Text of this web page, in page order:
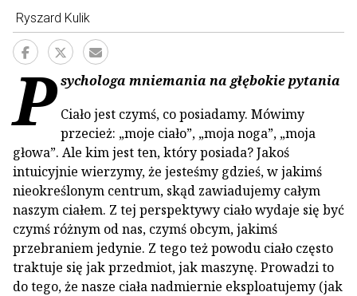
Ryszard Kulik
Psychologa mniemania na głębokie pytania
Ciało jest czymś, co posiadamy. Mówimy
przecież: „moje ciało”, „moja noga”, „moja
głowa”. Ale kim jest ten, który posiada? Jakoś
intuicyjnie wierzymy, że jesteśmy gdzieś, w jakimś
nieokreślonym centrum, skąd zawiadujemy całym
naszym ciałem. Z tej perspektywy ciało wydaje się być
czymś różnym od nas, czymś obcym, jakimś
przebraniem jedynie. Z tego też powodu ciało często
traktuje się jak przedmiot, jak maszynę. Prowadzi to
do tego, że nasze ciała nadmiernie eksploatujemy (jak